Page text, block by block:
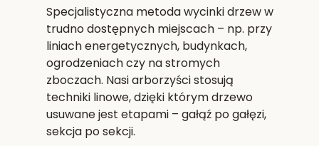
Specjalistyczna metoda wycinki drzew w
trudno dostępnych miejscach – np. przy
liniach energetycznych, budynkach,
ogrodzeniach czy na stromych
zboczach. Nasi arborzyści stosują
techniki linowe, dzięki którym drzewo
usuwane jest etapami – gałąź po gałęzi,
sekcja po sekcji.